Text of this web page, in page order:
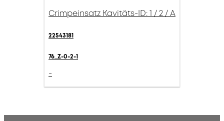
Crimpeinsatz Kavitäts-ID: 1 / 2 / A
22543181
76_Z-0-2-1
-